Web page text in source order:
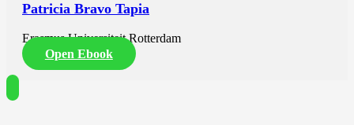
Patricia Bravo Tapia
Erasmus Universiteit Rotterdam
Open Ebook